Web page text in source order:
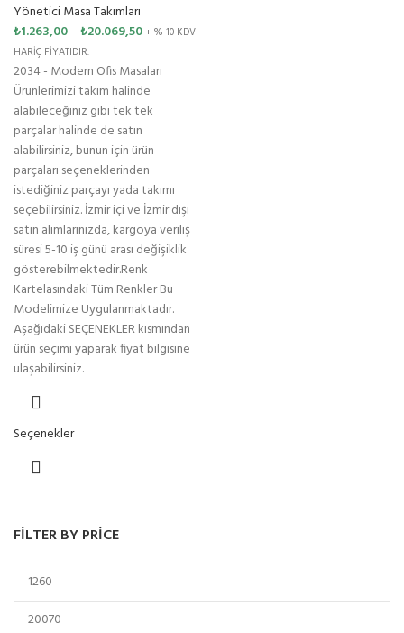
FILTER BY PRICE
Yönetici Masa Takımları
₺1.263,00–₺20.069,50 + % 10 KDV
HARİÇ FİYATIDIR.
2034 - Modern Ofis Masaları
Ürünlerimizi takım halinde
alabileceğiniz gibi tek tek
parçalar halinde de satın
alabilirsiniz, bunun için ürün
parçaları seçeneklerinden
istediğiniz parçayı yada takımı
seçebilirsiniz. İzmir içi ve İzmir dışı
satın alımlarınızda, kargoya veriliş
süresi 5-10 iş günü arası değişiklik
gösterebilmektedir.Renk
Kartelasındaki Tüm Renkler Bu
Modelimize Uygulanmaktadır.
Aşağıdaki SEÇENEKLER kısmından
ürün seçimi yaparak fiyat bilgisine
ulaşabilirsiniz.
Seçenekler